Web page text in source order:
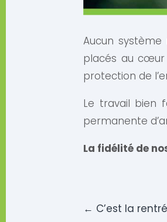
Aucun
placés au cœur
protection de
Le travail bien
permanente
La fidélité de
← C’est la